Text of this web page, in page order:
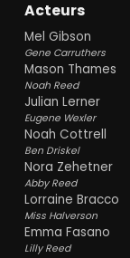
Acteurs
Mel Gibson
Gene Carruthers
Mason Thames
Noah Reed
Julian Lerner
Eugene Wexler
Noah Cottrell
Ben Driskel
Nora Zehetner
Abby Reed
Lorraine Bracco
Miss Halverson
Emma Fasano
Lilly Reed